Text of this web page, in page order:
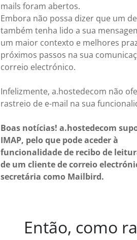
mails foram abertos.
Embora não possa dizer que um
também tenha lido a sua
um maior contexto e melhores
próximos passos na sua
correio electrónico.
Infelizmente, a.hostedecom não
rastreio de e-mail na sua
Boas notícias! a.hostedecom
IMAP, pelo que pode aceder à
funcionalidade de recibo de
de um cliente de correio
secretária como Mailbird.
Então, como